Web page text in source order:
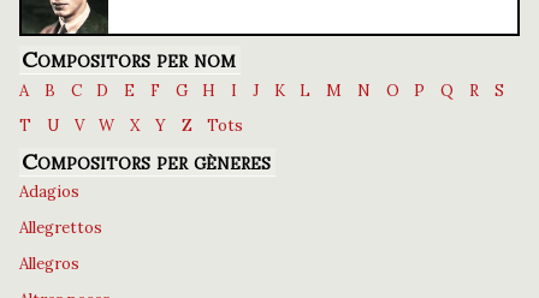
Compositors per nom
A B C D E F G H I J K L M N O P Q R
S
T
U V W X Y Z Tots
Compositors per gèneres
Adagios
Allegrettos
Allegros